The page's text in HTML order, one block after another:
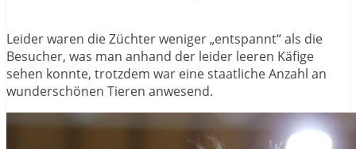
Leider waren die Züchter weniger „entspannt“ als die
Besucher, was man anhand der leider leeren Käfige
sehen konnte, trotzdem war eine staatliche Anzahl an
wunderschönen Tieren anwesend.